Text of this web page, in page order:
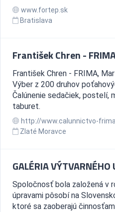
www.fortep.sk
Bratislava
František Chren -
František Chren - FRIMA,
Výber z 200 druhov
Čalúnenie sedačiek, postelí,
taburet.
http://www.calunnictvo-
Zlaté Moravce
GALÉRIA
Spoločnosť bola založená v
úpravami pôsobí na
ktoré sa zaoberajú